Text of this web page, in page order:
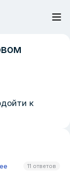
к
11 ответов